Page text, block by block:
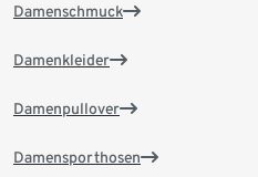
Damenschmuck
Damenkleider
Damenpullover
Damensporthosen